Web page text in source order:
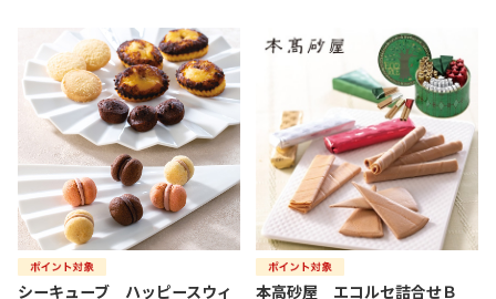
シーキューブ ハッピースウィ 本高砂屋 エコルセ詰合せＢ